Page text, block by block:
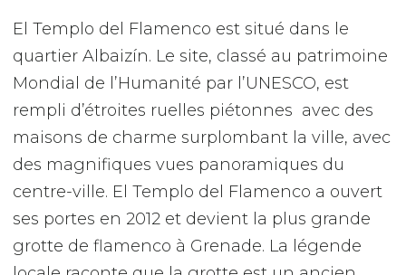
El Templo del Flamenco est situé dans le
quartier Albaizín. Le site, classé au patrimoine
Mondial de l’Humanité par l’UNESCO, est
rempli d’étroites ruelles piétonnes avec des
maisons de charme surplombant la ville, avec
des magnifiques vues panoramiques du
centre-ville. El Templo del Flamenco a ouvert
ses portes en 2012 et devient la plus grande
grotte de flamenco à Grenade. La légende